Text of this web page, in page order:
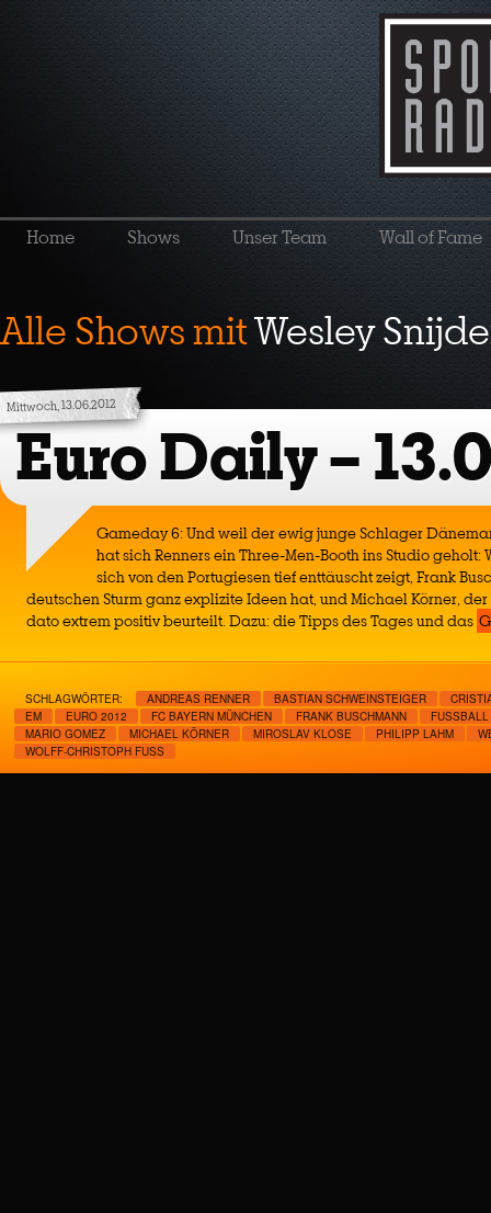
Home Shows Unser Team Wall of Fame
Alle Shows mitWesley
Mittwoch, 13.06.2012
Euro Daily –
Gameday 6: Und weil der ewig junge Schlager
hat sich Renners ein Three-Men-Booth ins Studio geholt:
sich von den Portugiesen tief enttäuscht zeigt, Frank
deutschen Sturm ganz explizite Ideen hat, und Michael Körner, der
dato extrem positiv beurteilt. Dazu: die Tipps des Tages und das
SCHLAGWÖRTER: ANDREAS RENNER BASTIAN SCHWEINSTEIGER
EM
EURO 2012 FC BAYERN MÜNCHEN FRANK BUSCHMANN
FUSSBALL
MARIO GOMEZ
MICHAEL KÖRNER MIROSLAV KLOSE PHILIPP LAHM
WOLFF-CHRISTOPH FUSS